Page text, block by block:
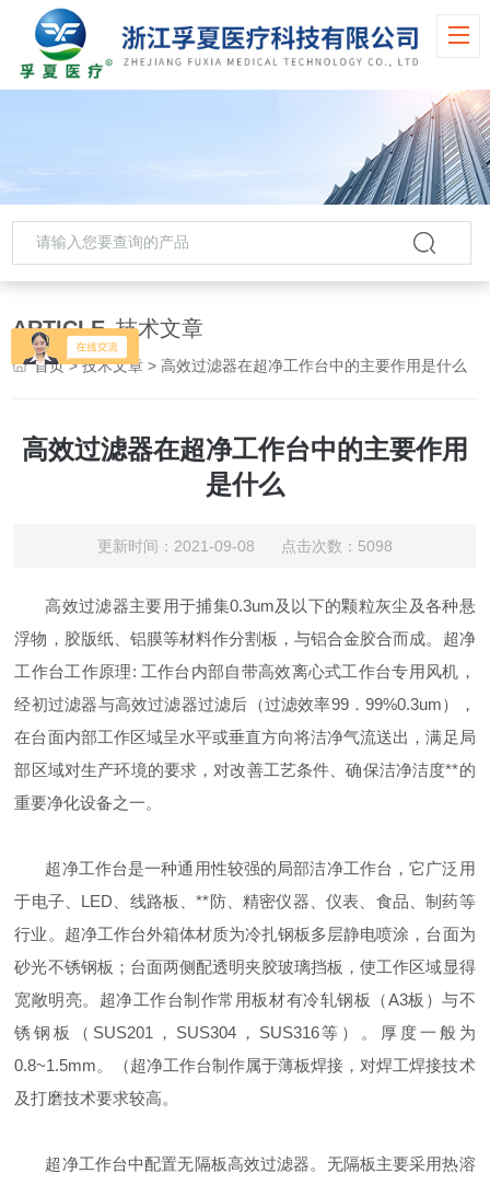
ARTICLE 技术文章
首页>技术文章 > 高效过滤器在超净工作台中的主要作用是什么
高效过滤器在超净工作台中的主要作用
是什么
更新时间：2021-09-08 点击次数：5098
高效过滤器主要用于捕集0.3um及以下的颗粒灰尘及各种悬
浮物，胶版纸、铝膜等材料作分割板，与铝合金胶合而成。超净
工作台工作原理: 工作台内部自带高效离心式工作台专用风机，
经初过滤器与高效过滤器过滤后（过滤效率99．99%0.3um），
在台面内部工作区域呈水平或垂直方向将洁净气流送出，满足局
部区域对生产环境的要求，对改善工艺条件、确保洁净洁度**的
重要净化设备之一。
超净工作台是一种通用性较强的局部洁净工作台，它广泛用
于电子、 LED 、线路板、**防、精密仪器、仪表、食品、制药等
行业。超净工作台外箱体材质为冷扎钢板多层静电喷涂，台面为
砂光不锈钢板；台面两侧配透明夹胶玻璃挡板，使工作区域显得
宽敞明亮。超净工作台制作常用板材有冷轧钢板（A3板）与不
锈钢板（ SUS201 ， SUS304， SUS316等）。厚度一般为
0.8~1.5mm。（超净工作台制作属于薄板焊接，对焊工焊接技术
及打磨技术要求较高。
超净工作台中配置无隔板高效过滤器。无隔板主要采用热溶